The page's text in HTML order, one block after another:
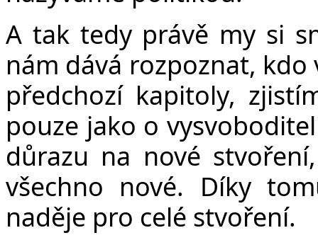
A tak tedy právě my si
nám dává rozpoznat,
předchozí kapitoly,
pouze jako o
důrazu na nové
všechno nové. Díky
naděje pro celé stvoření.